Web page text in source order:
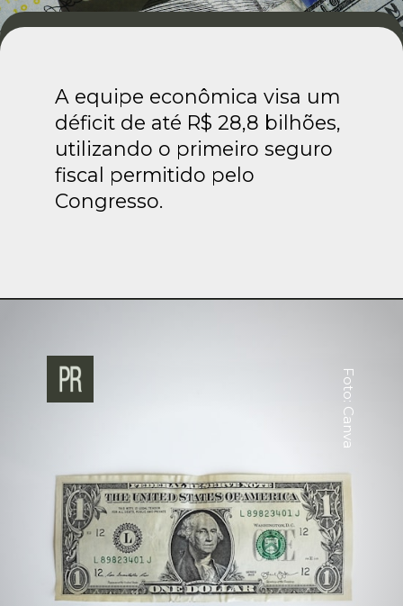
A equipe econômica visa um
déficit de até R$ 28,8 bilhões,
utilizando o primeiro seguro
fiscal permitido pelo
Congresso.
Foto: Canva